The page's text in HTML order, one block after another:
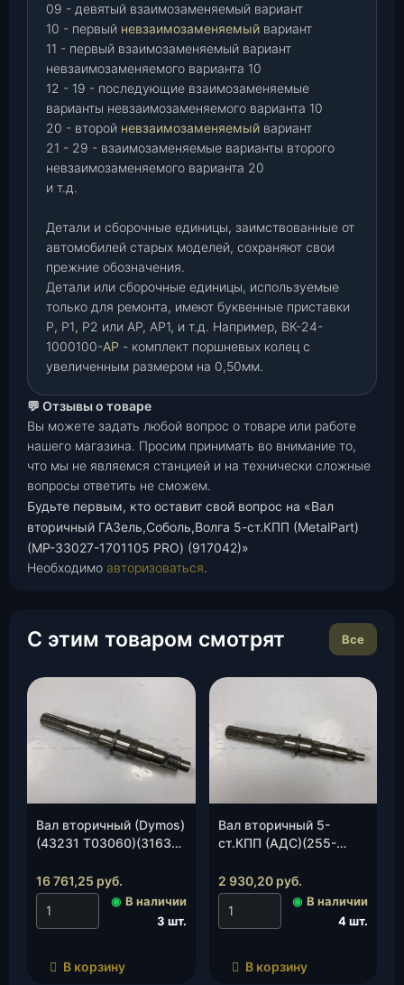
09 - девятый взаимозаменяемый вариант
10 - первый невзаимозаменяемый вариант
11 - первый взаимозаменяемый вариант
невзаимозаменяемого варианта 10
12 - 19 - последующие взаимозаменяемые
варианты невзаимозаменяемого варианта 10
20 - второй невзаимозаменяемый вариант
21 - 29 - взаимозаменяемые варианты второго
невзаимозаменяемого варианта 20
и т.д.
Детали и сборочные единицы, заимствованные от
автомобилей старых моделей, сохраняют свои
прежние обозначения.
Детали или сборочные единицы, используемые
только для ремонта, имеют буквенные приставки
Р, Р1, Р2 или АР, АР1, и т.д. Например, ВК-24-
1000100-АР - комплект поршневых колец с
увеличенным размером на 0,50мм.
💬 Отзывы о товаре
Вы можете задать любой вопрос о товаре или работе
нашего магазина. Просим принимать во внимание то,
что мы не являемся станцией и на технически сложные
вопросы ответить не сможем.
Будьте первым, кто оставит свой вопрос на «Вал
вторичный ГАЗель,Соболь,Волга 5-ст.КПП (MetalPart)
(МР-33027-1701105 PRO) (917042)»
Необходимо авторизоваться.
С этим товаром смотрят Все
Вал вторичный (Dymos)
(43231 Т03060)(3163-
16 761,25 руб.
◉ В наличии
3 шт.
В корзину
Вал вторичный 5-
ст.КПП (АДС)(255-
2 930,20 руб.
◉ В наличии
4 шт.
В корзину